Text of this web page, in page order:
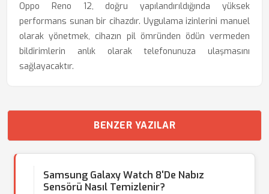
Oppo Reno 12, doğru yapılandırıldığında yüksek
performans sunan bir cihazdır. Uygulama izinlerini manuel
olarak yönetmek, cihazın pil ömründen ödün vermeden
bildirimlerin anlık olarak telefonunuza ulaşmasını
sağlayacaktır.
BENZER YAZILAR
Samsung Galaxy Watch 8'de Nabız
Sensörü Nasıl Temizlenir?